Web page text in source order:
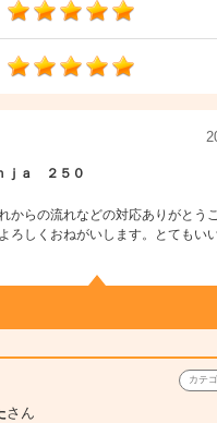
ｊａ ２５０
からの流れなどの対応ありがとう
ろしくおねがいします。とてもい
カテ
さん